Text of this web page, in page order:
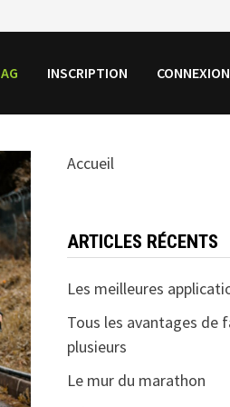
INSCRIPTION CONNEXION
Accueil
ARTICLES RÉCENTS
Les meilleures
Tous les avantages de
plusieurs
Le mur du marathon